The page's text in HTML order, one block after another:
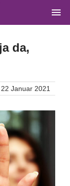

da,
Januar 2021